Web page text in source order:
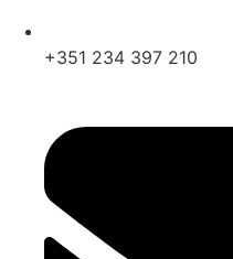
+351 234 397 210